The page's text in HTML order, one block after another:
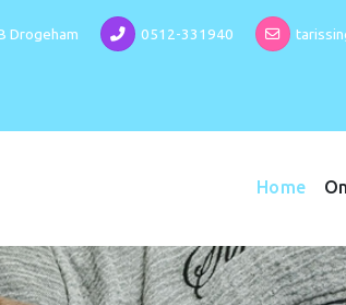
Drogeham 0512-331940
Home